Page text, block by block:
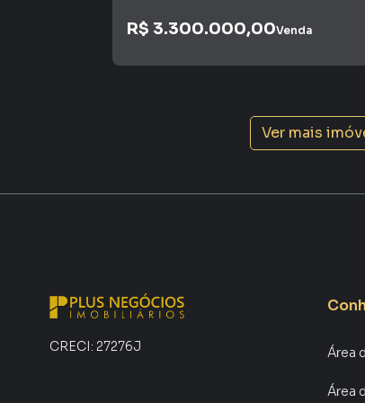
R$ 3.300.000,00Venda
Ver mais
CRECI: 27276J Área
Área